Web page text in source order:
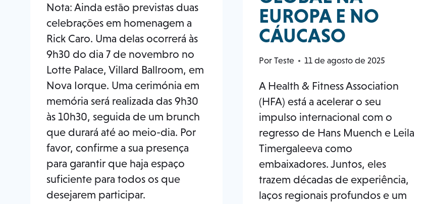
Nota: Ainda estão previstas duas
celebrações em homenagem a
Rick Caro. Uma delas ocorrerá às
9h30 do dia 7 de novembro no
Lotte Palace, Villard Ballroom, em
Nova Iorque. Uma cerimónia em
memória será realizada das 9h30
às 10h30, seguida de um brunch
que durará até ao meio-dia. Por
favor, confirme a sua presença
para garantir que haja espaço
suficiente para todos os que
desejarem participar.
EUROPA E NO
CÁUCASO
Por Teste 11 de agosto de 2025
A Health & Fitness Association
(HFA) está a acelerar o seu
impulso internacional com o
regresso de Hans Muench e Leila
Timergaleeva como
embaixadores. Juntos, eles
trazem décadas de experiência,
laços regionais profundos e um